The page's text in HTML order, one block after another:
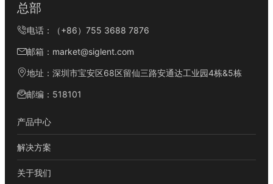
总部
电话：（+86）755 3688 7876
邮箱：market@siglent.com
地址：深圳市宝安区68区留仙三路安通达工业园4栋&5栋
邮编：518101
产品中心
解决方案
关于我们